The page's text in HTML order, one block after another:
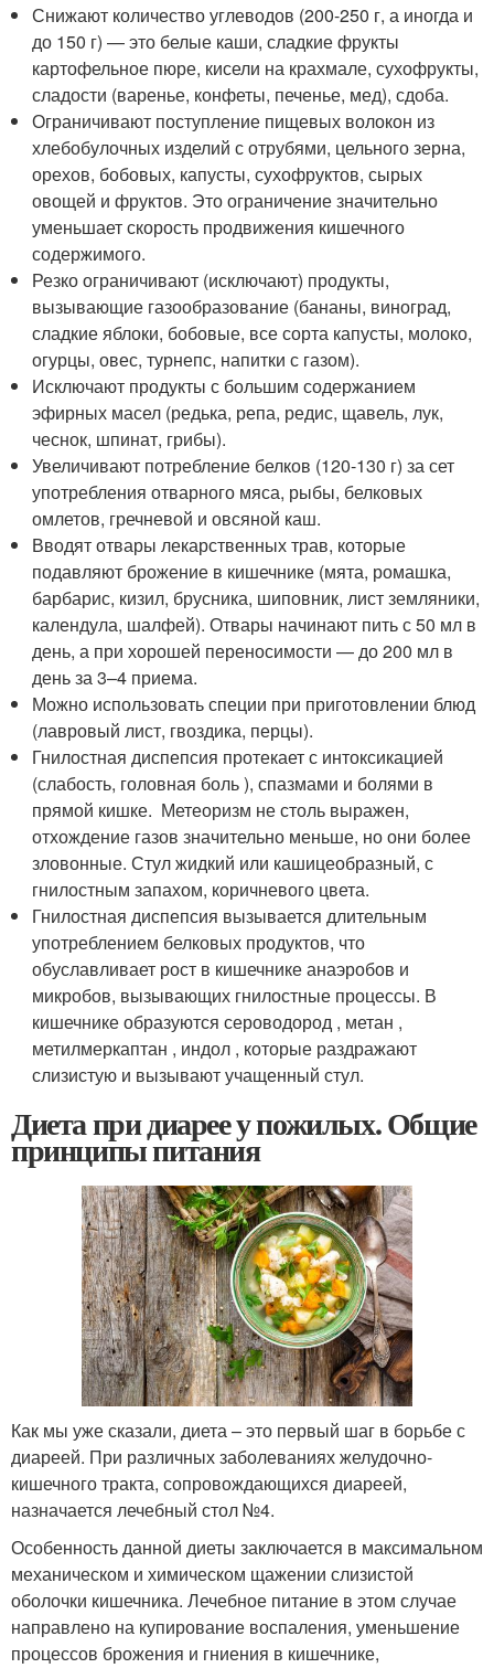
Снижают количество углеводов (200-250 г, а иногда и
до 150 г) — это белые каши, сладкие фрукты
картофельное пюре, кисели на крахмале, сухофрукты,
сладости (варенье, конфеты, печенье, мед), сдоба.
Ограничивают поступление пищевых волокон из
хлебобулочных изделий с отрубями, цельного зерна,
орехов, бобовых, капусты, сухофруктов, сырых
овощей и фруктов. Это ограничение значительно
уменьшает скорость продвижения кишечного
содержимого.
Резко ограничивают (исключают) продукты,
вызывающие газообразование (бананы, виноград,
сладкие яблоки, бобовые, все сорта капусты, молоко,
огурцы, овес, турнепс, напитки с газом).
Исключают продукты с большим содержанием
эфирных масел (редька, репа, редис, щавель, лук,
чеснок, шпинат, грибы).
Увеличивают потребление белков (120-130 г) за сет
употребления отварного мяса, рыбы, белковых
омлетов, гречневой и овсяной каш.
Вводят отвары лекарственных трав, которые
подавляют брожение в кишечнике (мята, ромашка,
барбарис, кизил, брусника, шиповник, лист земляники,
календула, шалфей). Отвары начинают пить с 50 мл в
день, а при хорошей переносимости — до 200 мл в
день за 3–4 приема.
Можно использовать специи при приготовлении блюд
(лавровый лист, гвоздика, перцы).
Гнилостная диспепсия протекает с интоксикацией
(слабость, головная боль ), спазмами и болями в
прямой кишке. Метеоризм не столь выражен,
отхождение газов значительно меньше, но они более
зловонные. Стул жидкий или кашицеобразный, с
гнилостным запахом, коричневого цвета.
Гнилостная диспепсия вызывается длительным
употреблением белковых продуктов, что
обуславливает рост в кишечнике анаэробов и
микробов, вызывающих гнилостные процессы. В
кишечнике образуются сероводород , метан ,
метилмеркаптан , индол , которые раздражают
слизистую и вызывают учащенный стул.
Диета при диарее у пожилых. Общие
принципы питания
Как мы уже сказали, диета – это первый шаг в борьбе с
диареей. При различных заболеваниях желудочно-
кишечного тракта, сопровождающихся диареей,
назначается лечебный стол №4.
Особенность данной диеты заключается в максимальном
механическом и химическом щажении слизистой
оболочки кишечника. Лечебное питание в этом случае
направлено на купирование воспаления, уменьшение
процессов брожения и гниения в кишечнике,